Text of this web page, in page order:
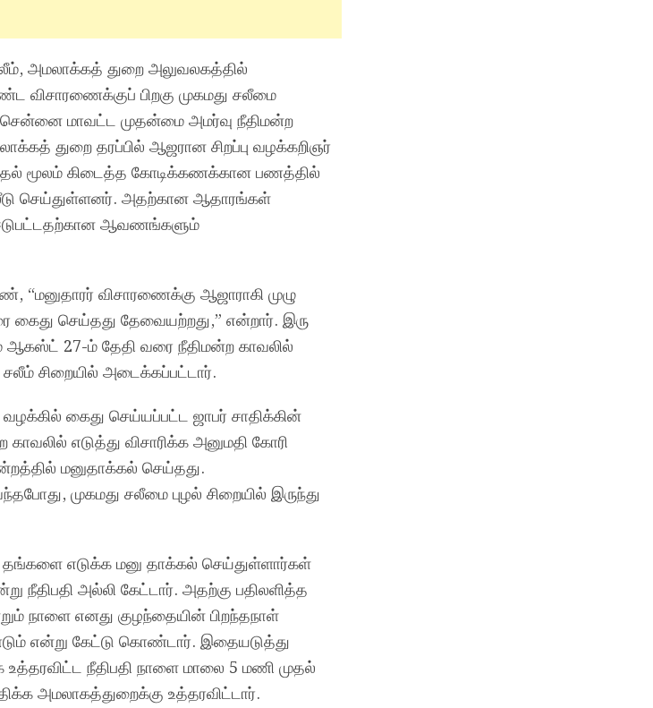
அமலாக்கத் துறை அலுவலகத்தில்
பிறகு முகமது சலீமை
மாவட்ட முதன்மை அமர்வு நீதிமன்ற
துறை தரப்பில் ஆஜரான சிறப்பு வழக்கறிஞர்
மூலம் கிடைத்த கோடிக்கணக்கான பணத்தில்
செய்துள்ளனர். அதற்கான ஆதாரங்கள்
ஆவணங்களும்
“மனுதாரர் விசாரணைக்கு ஆஜாராகி முழு
கைது செய்தது தேவையற்றது,” என்றார். இரு
ஆகஸ்ட் 27-ம் தேதி வரை நீதிமன்ற காவலில்
சலீம் சிறையில் அடைக்கப்பட்டார்.
கைது செய்யப்பட்ட ஜாபர் சாதிக்கின்
எடுத்து விசாரிக்க அனுமதி கோரி
மனுதாக்கல் செய்தது.
முகமது சலீமை புழல் சிறையில் இருந்து
தங்களை எடுக்க மனு தாக்கல் செய்துள்ளார்கள்
நீதிபதி அல்லி கேட்டார். அதற்கு பதிலளித்த
நாளை எனது குழந்தையின் பிறந்தநாள்
என்று கேட்டு கொண்டார். இதையடுத்து
நீதிபதி நாளை மாலை 5 மணி முதல்
அமலாகத்துறைக்கு உத்தரவிட்டார்.